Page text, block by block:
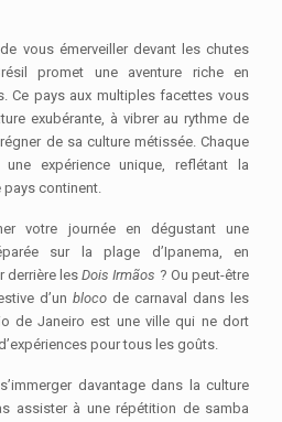
vous émerveiller devant les chutes
promet une aventure riche en
Ce pays aux multiples facettes vous
exubérante, à vibrer au rythme de
de sa culture métissée. Chaque
expérience unique, reflétant la
pays continent.
votre journée en dégustant une
sur la plage d’Ipanema, en
derrière lesDois Irmãos ? Ou peut-être
d’un bloco de carnaval dans les
de Janeiro est une ville qui ne dort
pour tous les goûts.
davantage dans la culture
assister à une répétition de samba